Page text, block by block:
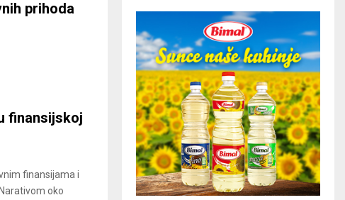
prihoda
finansijskoj
finansijama i
oko